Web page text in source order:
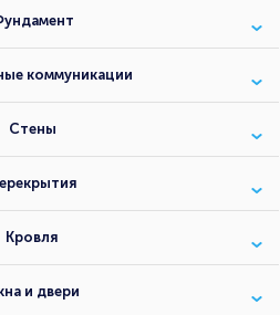
коммуникации
Стены
Кровля
и двери